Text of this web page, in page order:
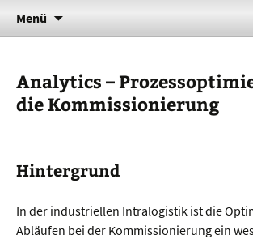
Telocate
Sensorik und Navigation im
Menü
Analytics –
die Kommissionierung
Hintergrund
In der industriellen Intralogistik ist die
Abläufen bei der Kommissionierung ein